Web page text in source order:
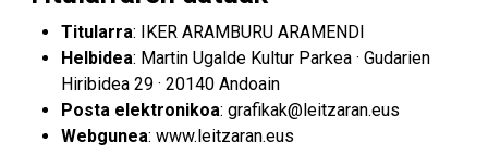
Titularra: IKER ARAMBURU ARAMENDI
Helbidea: Martin Ugalde Kultur Parkea · Gudarien
Hiribidea 29 · 20140 Andoain
Posta elektronikoa: grafikak@leitzaran.eus
Webgunea: www.leitzaran.eus